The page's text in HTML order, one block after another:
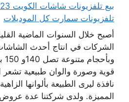
تلفزيونات سمارت كل الموديلات
أصبح خلال السنوات الماضية
الشركات في انتاج أحدث
قوية وصورة والوان طبيعية
نافذة ليرى الطبيعة بألوانها
المميزة. ولدى شركتنا عدة